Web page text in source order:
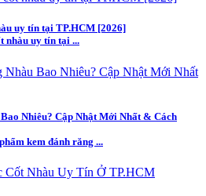
uy tín tại TP.HCM [2026]
nhàu uy tín tại ...
Nhiêu? Cập Nhật Mới Nhất & Cách
kem đánh răng ...